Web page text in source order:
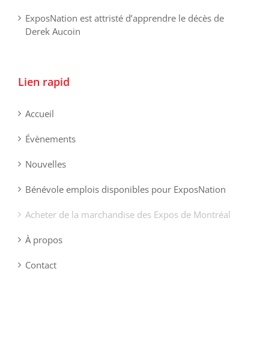
ExposNation est attristé d’apprendre le décès de
Derek Aucoin
Lien rapid
Accueil
Évènements
Nouvelles
Bénévole emplois disponibles pour ExposNation
Acheter de la marchandise des Expos de Montréal
À propos
Contact